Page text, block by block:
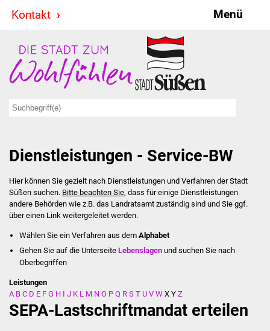
Kontakt Menü
Stadt & Politik
Bürgermeister
Ausschüsse
Ratsinformationssystem
Jugendbeirat
Summerrockfestival
Stadtverwaltung
Dienstleistungen - Service-BW
Hier können Sie gezielt nach Dienstleistungen und Verfahren der Stadt
Süßen suchen. Bitte beachten Sie, dass für einige Dienstleistungen
andere Behörden wie z.B. das Landratsamt zuständig sind und Sie ggf.
über einen Link weitergeleitet werden.
Wählen Sie ein Verfahren aus dem Alphabet
Gehen Sie auf die UnterseiteLebenslagen und suchen Sie nach
Oberbegriffen
Leistungen
A B C D E F G H I J K L M N O P Q R S T U V W X Y Z
SEPA-Lastschriftmandat erteilen